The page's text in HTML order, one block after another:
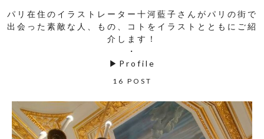
パリ在住のイラストレーター十河藍子さんがパリの街で
出会った素敵な人、もの、コトをイラストとともにご紹
介します！
・
▶ Profile
16 POST